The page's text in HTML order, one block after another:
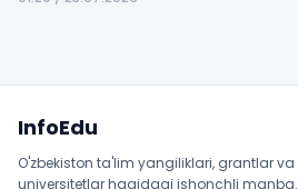
InfoEdu
O'zbekiston ta'lim yangiliklari, grantlar va
universitetlar haqidagi ishonchli manba.